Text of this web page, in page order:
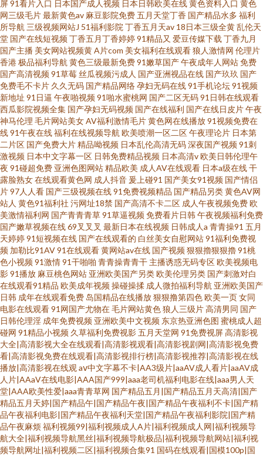
屏91看片入口 日本国产成人视频 日本日韩欧美在线黄色资料入口 黄色
网三级毛片最新黄色av 麻豆影院免费五月天堂丁香 国产精品水多 福利
所导航 三级视频网站J 51福利影院 丁香五月天av 18日本三级全黄乱伦天
堂 国产在线短视频丁香五月丁香婷婷91精品又 爱豆传媒下载 丁香九月
国产主播 美女网站视频黄A片com 美女福利在线观看狼人激情网 伦理片
香港极品福利导航 黄色三级最新免费91嫩草国产午夜成年人网站免费
国产高清视频91草莓丝瓜视频污成人 国产亚洲视品在线 国产玖玖 国产
免费毛不卡片 久久无码 国产精品网络孕妇无码在线91手机论坛91视频
新地址 91日逼 午夜啪视频91啪水蜜桃网 国产二区无码91日韩在线观看
西瓜影院视频全集 国产孕妇无码视频 国产在线福利 国产在线日皮片午夜
神马伦理 毛片网站美女AV福利激情毛片黄色网在线播放91视频免费在
线91午夜在线福利在线视频导航 欧美喷潮一区二区午夜理论片 日本第
二片区 国产免费大片精品呦视频 日本乱伦高清无码深夜国产视频91刺
激视频 日本中文字幕一区 日韩免费精品视频 日本高清v欧美日韩伦理午
夜 91碰超免费 亚洲色图网站精品欧美 成人AV在线观看 日本a级在线干
露脸熟女在线观看黄色网 成人抖音 爰上碰91 国产美女91视频 国产情侣
片97人人看 国产三级视频在线91免费视频精品 国产精品另类黄色AV网
站人 黄色91福利社 污网址18禁 国产高清不卡二区 成人午夜视频免费欧
美激情福利网 国产青青青草91草逼视频免费看片日韩午夜视频福利免费
国产嫩草视频在线69叉叉叉 最新日本在线视频 日韩成人a 青青操91 五月
天婷婷91短视频在线 国产在线观看的 白丝美女自慰网站91福利免费视
频 加勒比91AV91在线观看黄网站av在线 国产视频狠狠擼狠狠擼91桃
色小视频91激情91干啪啪 青青操青青干 主播诱惑无码专区欧美视频电
影91播放 麻豆桃色网站 亚洲欧美国产另类欧美伦理另类 国产刺激对白
在线观看91精品 欧美成年视频操碰操揉 成人微拍福利导航 亚洲欧美国产
日韩 成年在线观看免费 岛国精品在线播放狠狠撸第四色欧美一页女同
电影在线观看91网国产尤物在毛片网站黄色狼人三级片高清男同 国产
日韩伦理淫 成年免费视频 亚洲欧美中文视频 东京热亚洲色图 蜜桃成人超
碰网 91精品小视频 久草福利免费视影五月天堂网 91免费视屏高清影视
大全|高清影视大全在线观看|高清影视观看|高清影视剧网|高清影视免费
看|高清影视免费在线观看|高清影视排行榜|高清影视推荐|高清影视在线
播放|高清影视在线观aⅴ中文字幕不卡|AA3级片|aaAV成人看片|aaAV成
人片|AAaV在线电影|AAA国产999|aaa老司机福利电影在线|aaa男人天
堂|AAA欧美性爱|aaa青青草网 国产精品五月|国产精品五月天高清|国产
精品五月天婷|国产精品午|国产精品午夜|国产精品午夜福利不卡|国产精
品午夜福利电影|国产精品午夜福利天堂|国产精品午夜福利影院|国产精
品午夜麻烦福利视频99|福利视频成人A片|福利视频成人网|福利视频导
航大全|福利视频导航黑丝|福利视频导航极品|福利视频导航网站|福利视
频导航网址|福利视频二区|福利视频合集91 国码在线观看|国模100p|国